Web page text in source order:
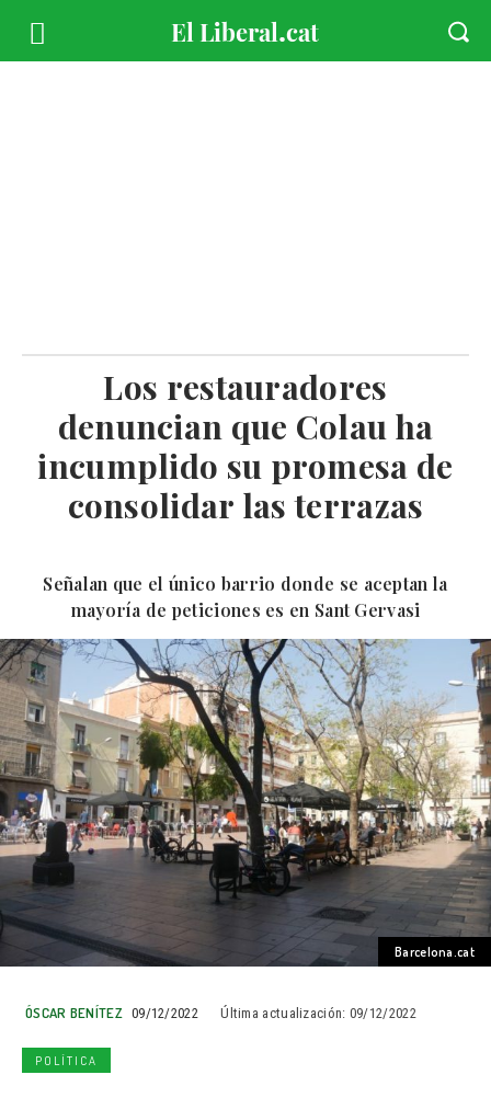
Los restauradores
denuncian que Colau ha
incumplido su promesa de
consolidar las terrazas
Señalan que el único barrio donde se aceptan la
mayoría de peticiones es en Sant Gervasi
Barcelona.cat
ÓSCAR BENÍTEZ 09/12/2022 Última actualización: 09/12/2022
POLÍTICA